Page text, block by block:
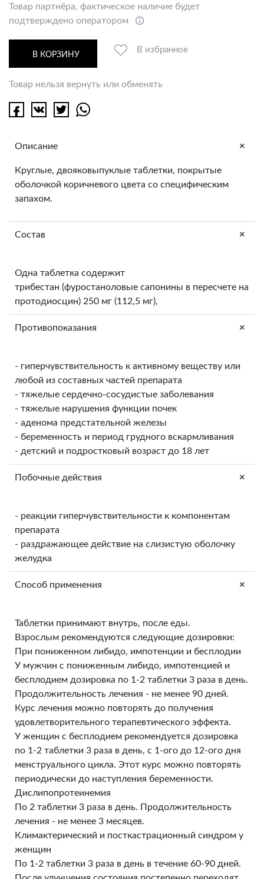
Товар партнёра, фактическое наличие будет
подтверждено оператором
В КОРЗИНУ
В избранное
Товар нельзя вернуть или обменять
Описание +
Круглые, двояковыпуклые таблетки, покрытые
оболочкой коричневого цвета со специфическим
запахом.
Состав +
Одна таблетка содержит
трибестан (фуростаноловые сапонины в пересчете на
протодиосцин) 250 мг (112,5 мг),
Противопоказания +
- гиперчувствительность к активному веществу или
любой из составных частей препарата
- тяжелые сердечно-сосудистые заболевания
- тяжелые нарушения функции почек
- аденома предстательной железы
- беременность и период грудного вскармливания
- детский и подростковый возраст до 18 лет
Побочные действия +
- реакции гиперчувствительности к компонентам
препарата
- раздражающее действие на слизистую оболочку
желудка
Способ применения +
Таблетки принимают внутрь, после еды.
Взрослым рекомендуются следующие дозировки:
При пониженном либидо, импотенции и бесплодии
У мужчин с пониженным либидо, импотенцией и
бесплодием дозировка по 1-2 таблетки 3 раза в день.
Продолжительность лечения - не менее 90 дней.
Курс лечения можно повторять до получения
удовлетворительного терапевтического эффекта.
У женщин с бесплодием рекомендуется дозировка
по 1-2 таблетки 3 раза в день, с 1-ого до 12-ого дня
менструального цикла. Этот курс можно повторять
периодически до наступления беременности.
Дислипопротеинемия
По 2 таблетки 3 раза в день. Продолжительность
лечения - не менее 3 месяцев.
Климактерический и посткастрационный синдром у
женщин
По 1-2 таблетки 3 раза в день в течение 60-90 дней.